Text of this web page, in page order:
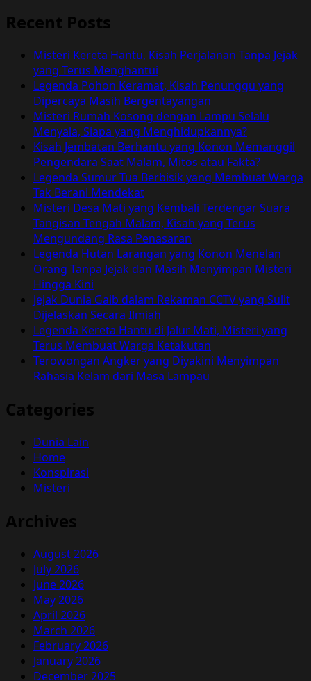
Kuno
Mesir
Berusia
3.000
Tahun,
Lukisan
Kartun
Mirip
The
Simpsons
Recent Posts
Misteri Kereta Hantu, Kisah Perjalanan Tanpa Jejak
yang Terus Menghantui
Legenda Pohon Keramat, Kisah Penunggu yang
Dipercaya Masih Bergentayangan
Misteri Rumah Kosong dengan Lampu Selalu
Menyala, Siapa yang Menghidupkannya?
Kisah Jembatan Berhantu yang Konon Memanggil
Pengendara Saat Malam, Mitos atau Fakta?
Legenda Sumur Tua Berbisik yang Membuat Warga
Tak Berani Mendekat
Misteri Desa Mati yang Kembali Terdengar Suara
Tangisan Tengah Malam, Kisah yang Terus
Mengundang Rasa Penasaran
Legenda Hutan Larangan yang Konon Menelan
Orang Tanpa Jejak dan Masih Menyimpan Misteri
Hingga Kini
Jejak Dunia Gaib dalam Rekaman CCTV yang Sulit
Dijelaskan Secara Ilmiah
Legenda Kereta Hantu di Jalur Mati, Misteri yang
Terus Membuat Warga Ketakutan
Terowongan Angker yang Diyakini Menyimpan
Rahasia Kelam dari Masa Lampau
Categories
Dunia Lain
Home
Konspirasi
Misteri
Archives
August 2026
July 2026
June 2026
May 2026
April 2026
March 2026
February 2026
January 2026
December 2025